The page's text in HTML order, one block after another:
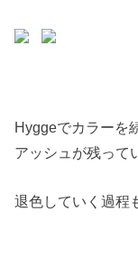
Hyggeでカラーを
アッシュが残って
退色していく過程